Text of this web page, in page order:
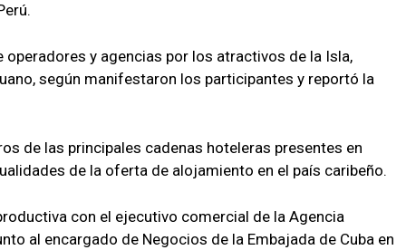
y agencias por los atractivos de la Isla,
según manifestaron los participantes y reportó la
de las principales cadenas hoteleras presentes en
de la oferta de alojamiento en el país caribeño.
con el ejecutivo comercial de la Agencia
al encargado de Negocios de la Embajada de Cuba en